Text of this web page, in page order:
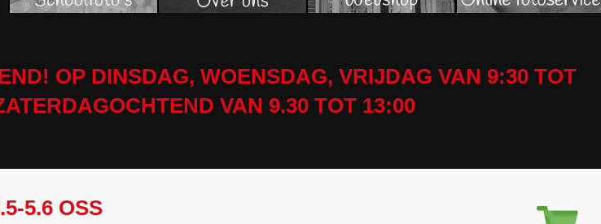
OP DINSDAG, WOENSDAG, VRIJDAG VAN 9:30 TOT
VAN 9.30 TOT 13:00
5.6 OSS